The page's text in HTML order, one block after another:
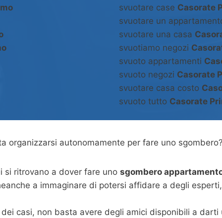
svuotare case Casorate
svuotare un
svuotare una casa
svuotiamo negozi
svuoto appartamenti
svuoto negozi Casorate
svuotare casa costo
svuoto tutto Casorate
organizzarsi autonomamente per fare uno
si ritrovano a dover fare uno sgombero
a immaginare di potersi affidare a degli
casi, non basta avere degli amici disponibili a